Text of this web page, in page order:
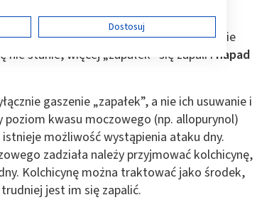
się i „podpala” staw. W tym momencie
stanie, więcej „zapałek” się zapali i napad
gaszenie „zapałek”, a nie ich usuwanie i
poziom kwasu moczowego (np. allopurynol)
istnieje możliwość wystąpienia ataku dny.
zadziała należy przyjmować kolchicynę,
Kolchicynę można traktować jako środek,
jest im się zapalić.
źródeł
Dostosuj